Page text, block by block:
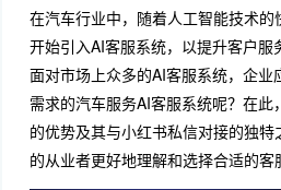
在汽车行业中，随着人工智能技术
开始引入AI客服系统，以提升客户服
面对市场上众多的AI客服系统，企业
需求的汽车服务AI客服系统呢？在
的优势及其与小红书私信对接的独
的从业者更好地理解和选择合适的客